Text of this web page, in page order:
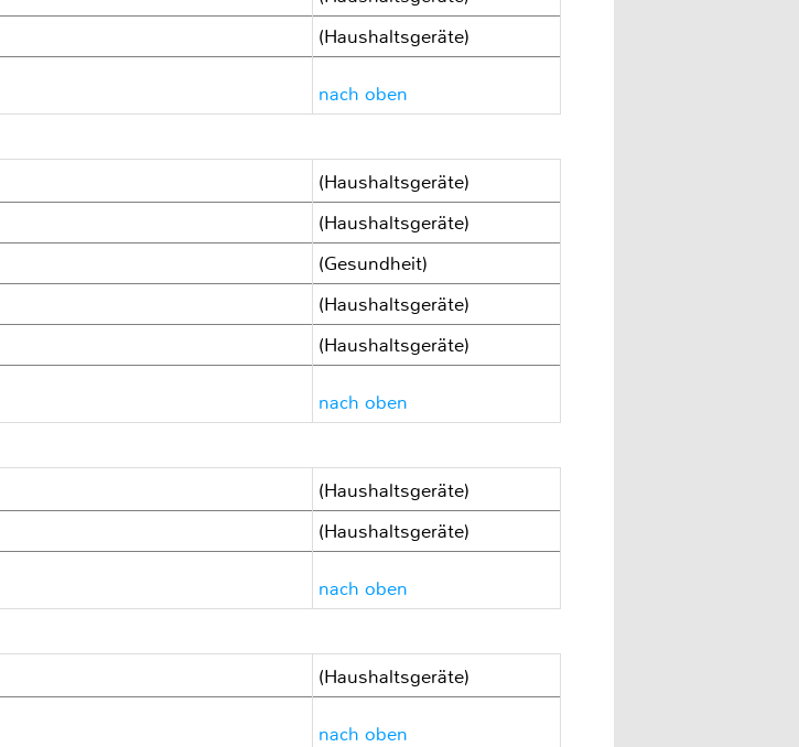
(Haushaltsgeräte)
nach oben
(Haushaltsgeräte)
(Haushaltsgeräte)
(Gesundheit)
(Haushaltsgeräte)
(Haushaltsgeräte)
nach oben
(Haushaltsgeräte)
(Haushaltsgeräte)
nach oben
(Haushaltsgeräte)
nach oben